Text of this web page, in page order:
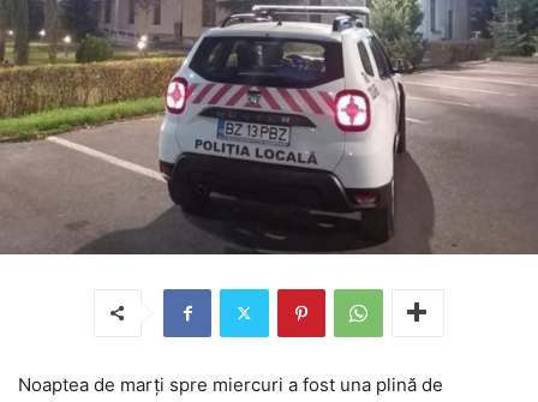
Noaptea de marți spre miercuri a fost una plină de